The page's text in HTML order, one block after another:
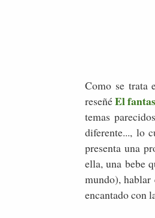
Como se trata
reseñéEl
temas
diferente..., lo
presenta una
ella, una bebe
mundo), hablar
encantado con